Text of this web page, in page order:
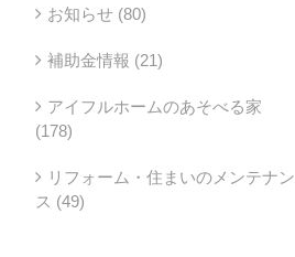
お知らせ (80)
補助金情報 (21)
アイフルホームのあそべる家
(178)
リフォーム・住まいのメンテナン
ス (49)